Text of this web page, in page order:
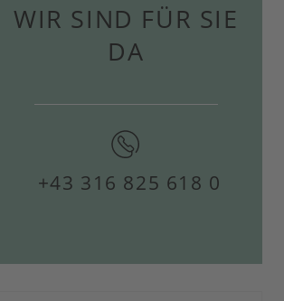
WIR SIND FÜR SIE
DA
+43 316 825 618 0